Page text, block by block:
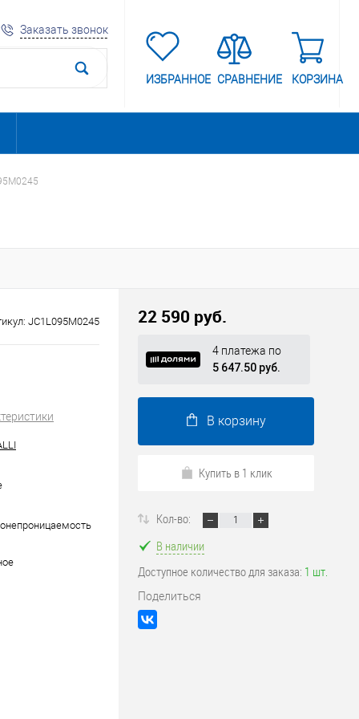
Заказать звонок
ИЗБРАННОЕ СРАВНЕНИЕ КОРЗИНА
JC1L095M0245 22 590 руб.
4 платежа по
5 647.50 руб.
В корзину
Купить в 1 клик
Кол-во:
В наличии
Доступное количество для заказа: 1 шт.
Поделиться